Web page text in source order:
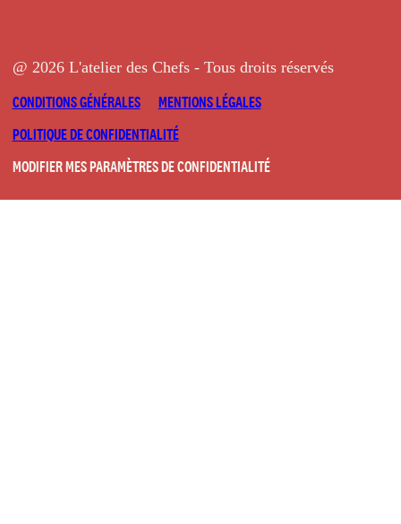
@ 2026 L'atelier des Chefs - Tous droits réservés
CONDITIONS GÉNÉRALES
MENTIONS LÉGALES
POLITIQUE DE CONFIDENTIALITÉ
MODIFIER MES PARAMÈTRES DE CONFIDENTIALITÉ